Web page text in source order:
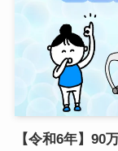
【令和6年】90